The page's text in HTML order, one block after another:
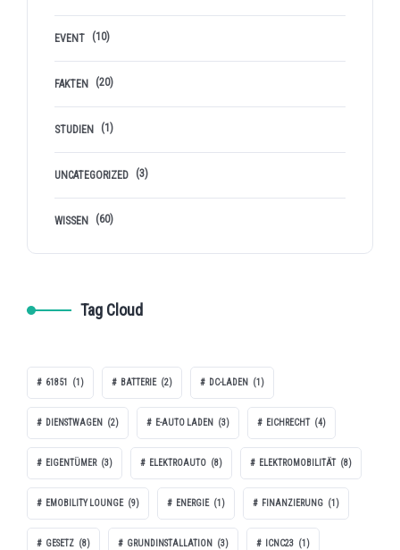
EVENT (10)
FAKTEN (20)
STUDIEN (1)
UNCATEGORIZED (3)
WISSEN (60)
Tag Cloud
61851 (1) BATTERIE (2) DC-LADEN (1)
DIENSTWAGEN (2) E-AUTO LADEN (3) EICHRECHT (4)
EIGENTÜMER (3) ELEKTROAUTO (8) ELEKTROMOBILITÄT (8)
EMOBILITY LOUNGE (9) ENERGIE (1) FINANZIERUNG (1)
GESETZ (8) GRUNDINSTALLATION (3) ICNC23 (1)